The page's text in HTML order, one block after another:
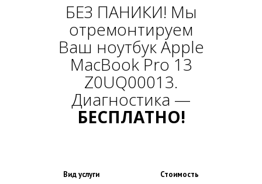
БЕЗ ПАНИКИ! Мы
отремонтируем
Ваш ноутбук Apple
MacBook Pro 13
Z0UQ00013.
Диагностика —
БЕСПЛАТНО!
Вид услуги Стоимость